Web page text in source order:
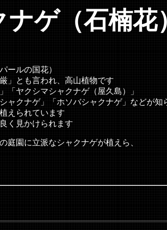
ナゲ（石楠花
国花）
れ、高山植物です
ャクナゲ（屋久島）」
ソバシャクナゲ」などが知ら
ています
けられます
シャクナゲが植えら、